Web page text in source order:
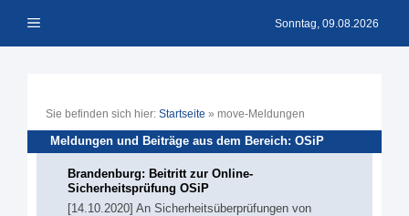
Inhalt Menü Sonntag, 09.08.2026
Sie befinden sich hier: Startseite » move-Meldungen
Meldungen und Beiträge aus dem Bereich: OSiP
Brandenburg: Beitritt zur Online-
Sicherheitsprüfung OSiP
[14.10.2020] An Sicherheitsüberprüfungen von